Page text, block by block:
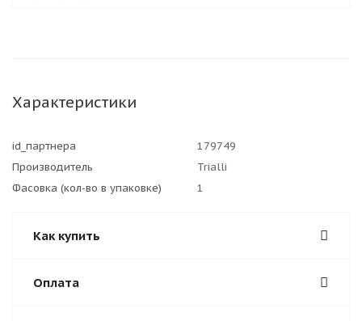
Характеристики
id_партнера
179749
Производитель
Trialli
Фасовка (кол-во в упаковке)
1
Как купить
Оплата